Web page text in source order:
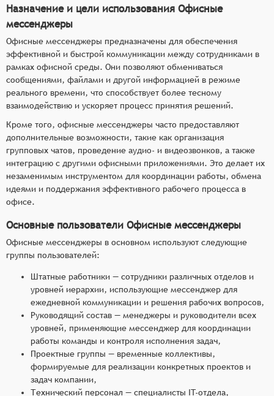
Назначение и цели использования Офисные
мессенджеры
Офисные мессенджеры предназначены для обеспечения
эффективной и быстрой коммуникации между сотрудниками в
рамках офисной среды. Они позволяют обмениваться
сообщениями, файлами и другой информацией в режиме
реального времени, что способствует более тесному
взаимодействию и ускоряет процесс принятия решений.
Кроме того, офисные мессенджеры часто предоставляют
дополнительные возможности, такие как организация
групповых чатов, проведение аудио- и видеозвонков, а также
интеграцию с другими офисными приложениями. Это делает их
незаменимым инструментом для координации работы, обмена
идеями и поддержания эффективного рабочего процесса в
офисе.
Основные пользователи Офисные мессенджеры
Офисные мессенджеры в основном используют следующие
группы пользователей:
Штатные работники — сотрудники различных отделов и
уровней иерархии, использующие мессенджер для
ежедневной коммуникации и решения рабочих вопросов,
Руководящий состав — менеджеры и руководители всех
уровней, применяющие мессенджер для координации
работы команды и контроля исполнения задач,
Проектные группы — временные коллективы,
формируемые для реализации конкретных проектов и
задач компании,
Технический персонал — специалисты IT-отдела,